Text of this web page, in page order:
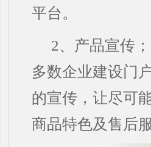
平台。
2、产品宣传
多数企业建设门
的宣传，让尽可
商品特色及售后